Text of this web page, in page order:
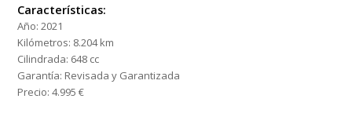
Características:
Año: 2021
Kilómetros: 8.204 km
Cilindrada: 648 cc
Garantía: Revisada y Garantizada
Precio: 4.995 €